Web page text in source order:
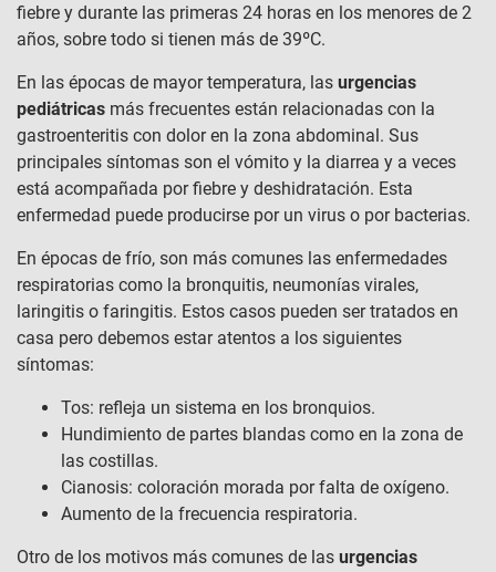
fiebre y durante las primeras 24 horas en los menores de 2
años, sobre todo si tienen más de 39ºC.
En las épocas de mayor temperatura, las urgencias
pediátricas más frecuentes están relacionadas con la
gastroenteritis con dolor en la zona abdominal. Sus
principales síntomas son el vómito y la diarrea y a veces
está acompañada por fiebre y deshidratación. Esta
enfermedad puede producirse por un virus o por bacterias.
En épocas de frío, son más comunes las enfermedades
respiratorias como la bronquitis, neumonías virales,
laringitis o faringitis. Estos casos pueden ser tratados en
casa pero debemos estar atentos a los siguientes
síntomas:
Tos: refleja un sistema en los bronquios.
Hundimiento de partes blandas como en la zona de
las costillas.
Cianosis: coloración morada por falta de oxígeno.
Aumento de la frecuencia respiratoria.
Otro de los motivos más comunes de las urgencias